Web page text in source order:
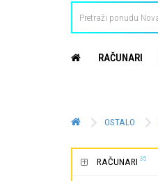
RAČUNARI
OSTALO
RAČUNARI 35